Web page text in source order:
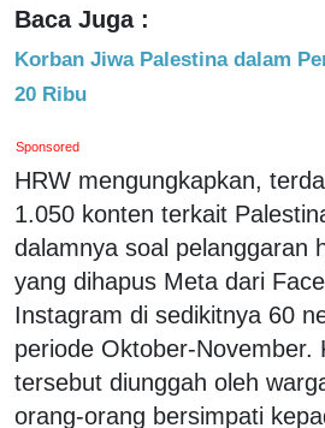
Baca Juga :
Korban Jiwa Palestina dalam
20 Ribu
Sponsored
HRW mengungkapkan,
1.050 konten terkait
dalamnya soal pelanggaran
yang dihapus Meta dari
Instagram di sedikitnya 60
periode Oktober-November.
tersebut diunggah oleh
orang-orang bersimpati